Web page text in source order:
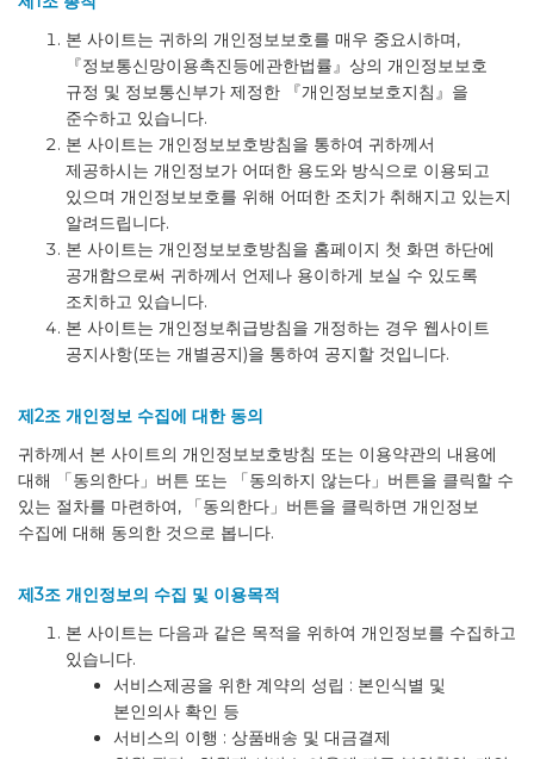
본 사이트는 귀하의 개인정보보호를 매우 중요시하며,
『정보통신망이용촉진등에관한법률』상의 개인정보보호
규정 및 정보통신부가 제정한 『개인정보보호지침』을
준수하고 있습니다.
본 사이트는 개인정보보호방침을 통하여 귀하께서
제공하시는 개인정보가 어떠한 용도와 방식으로 이용되고
있으며 개인정보보호를 위해 어떠한 조치가 취해지고 있는지
알려드립니다.
본 사이트는 개인정보보호방침을 홈페이지 첫 화면 하단에
공개함으로써 귀하께서 언제나 용이하게 보실 수 있도록
조치하고 있습니다.
본 사이트는 개인정보취급방침을 개정하는 경우 웹사이트
공지사항(또는 개별공지)을 통하여 공지할 것입니다.
제2조 개인정보 수집에 대한 동의
귀하께서 본 사이트의 개인정보보호방침 또는 이용약관의 내용에
대해 「동의한다」버튼 또는 「동의하지 않는다」버튼을 클릭할 수
있는 절차를 마련하여, 「동의한다」버튼을 클릭하면 개인정보
수집에 대해 동의한 것으로 봅니다.
제3조 개인정보의 수집 및 이용목적
본 사이트는 다음과 같은 목적을 위하여 개인정보를 수집하고
있습니다.
서비스제공을 위한 계약의 성립 : 본인식별 및
본인의사 확인 등
서비스의 이행 : 상품배송 및 대금결제